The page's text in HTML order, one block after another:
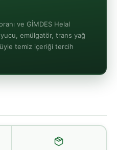
ve GİMDES Helal
emülgatör, trans yağ
temiz içeriği tercih